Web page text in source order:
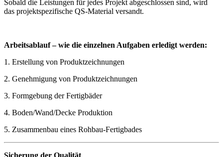
Sobald die Leistungen für jedes Projekt abgeschlossen sind, wird
das projektspezifische QS-Material versandt.
Arbeitsablauf – wie die einzelnen Aufgaben erledigt werden:
1. Erstellung von Produktzeichnungen
2. Genehmigung von Produktzeichnungen
3. Formgebung der Fertigbäder
4. Boden/Wand/Decke Produktion
5. Zusammenbau eines Rohbau-Fertigbades
Sicherung der Qualität